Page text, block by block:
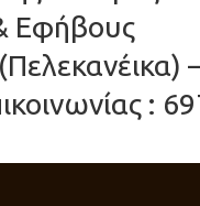
Εφήβους
: